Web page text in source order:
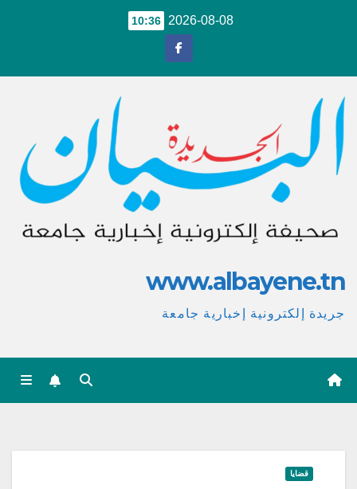
2026-08-08
10:36
www.albayene.tn
جريدة إلكترونية إخبارية جامعة
قضايا